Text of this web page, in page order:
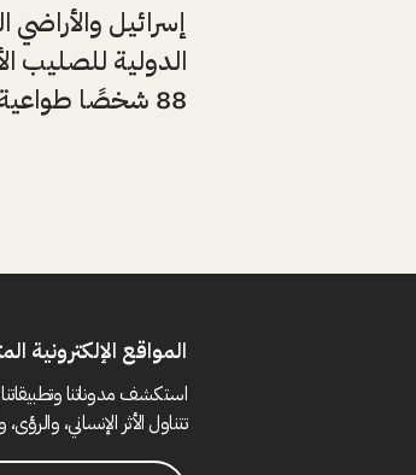
إسرائيل والأراضي
الدولية للصليب
88 شخصًا طواعية إلى غزة.
المواقع الإلكترونية
استكشف مدوناتنا وتطبيقاتنا
تتناول الأثر الإنساني،